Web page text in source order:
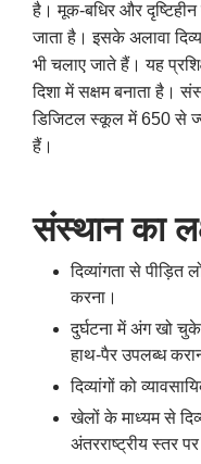
है। मूक-बधिर और दृष्टिहीन
जाता है। इसके अलावा
भी चलाए जाते हैं। यह
दिशा में सक्षम बनाता है।
डिजिटल स्कूल में 650 से
हैं।
संस्थान का
दिव्यांगता से पीड़ित
करना।
दुर्घटना में अंग खो
हाथ-पैर उपलब्ध
दिव्यांगों को
खेलों के माध्यम से
अंतरराष्ट्रीय स्तर